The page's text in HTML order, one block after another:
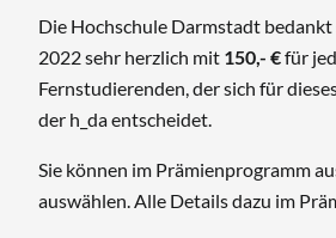
Die Hochschule Darmstadt
2022 sehr herzlich mit 150,- €für
Fernstudierenden, der sich für
der h_da entscheidet.
Sie können im Prämienprogramm
auswählen. Alle Details dazu im